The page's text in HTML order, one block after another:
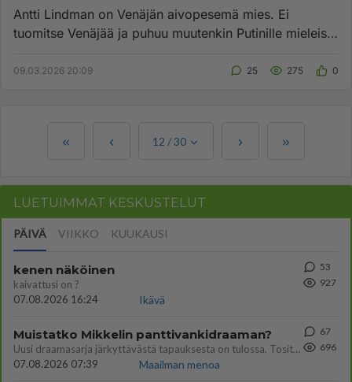
Antti Lindman on Venäjän aivopesemä mies. Ei
tuomitse Venäjää ja puhuu muutenkin Putinille mieleisiä
09.03.2026 20:09 25 275 0
12 /30
LUETUIMMAT KESKUSTELUT
PÄIVÄ VIIKKO KUUKAUSI
kenen näköinen
kaivattusi on ?
07.08.2026 16:24
Ikävä
53
927
Muistatko Mikkelin panttivankidraaman?
Uusi draamasarja järkyttävästä tapauksesta on tulossa. Tositapahtumiin perustuva sarja ammentaa vuoden 1986 Mikkelin pan
07.08.2026 07:39
Maailman menoa
67
696